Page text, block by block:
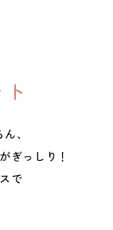
、
ぎっしり！
で